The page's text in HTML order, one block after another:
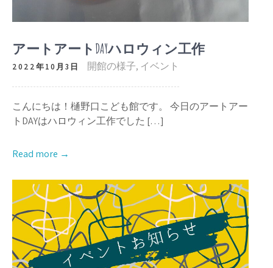
アートアートDAYハロウィン工作
2022年10月3日 開館の様子, イベント
こんにちは！樋野口こども館です。 今日のアートアー
トDAYはハロウィン工作でした […]
Read more →